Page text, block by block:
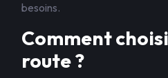
besoins.
Comment
route ?